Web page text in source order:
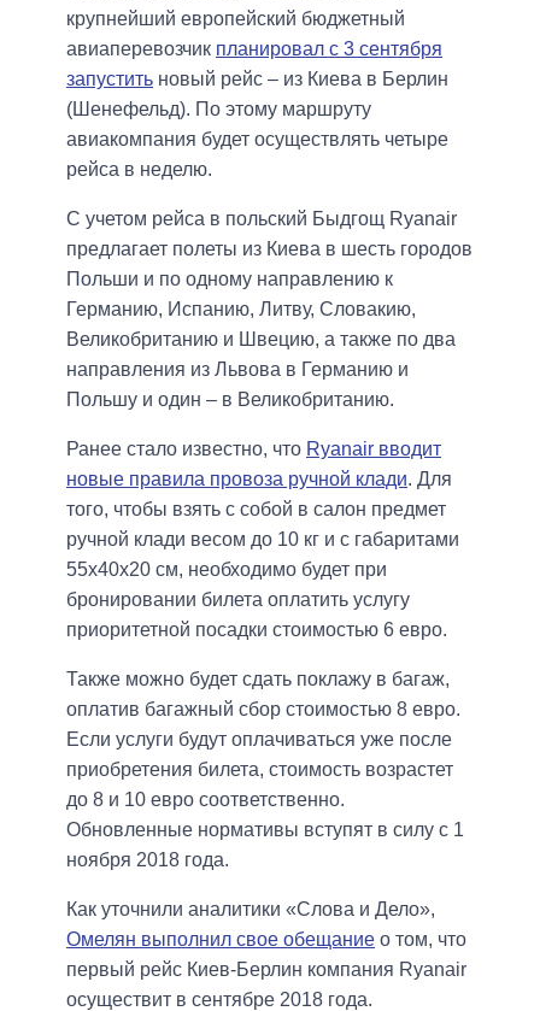
крупнейший европейский бюджетный
авиаперевозчик планировал с 3 сентября
запустить новый рейс – из Киева в Берлин
(Шенефельд). По этому маршруту
авиакомпания будет осуществлять четыре
рейса в неделю.
С учетом рейса в польский Быдгощ Ryanair
предлагает полеты из Киева в шесть городов
Польши и по одному направлению к
Германию, Испанию, Литву, Словакию,
Великобританию и Швецию, а также по два
направления из Львова в Германию и
Польшу и один – в Великобританию.
Ранее стало известно, что Ryanair вводит
новые правила провоза ручной клади. Для
того, чтобы взять с собой в салон предмет
ручной клади весом до 10 кг и с габаритами
55х40х20 см, необходимо будет при
бронировании билета оплатить услугу
приоритетной посадки стоимостью 6 евро.
Также можно будет сдать поклажу в багаж,
оплатив багажный сбор стоимостью 8 евро.
Если услуги будут оплачиваться уже после
приобретения билета, стоимость возрастет
до 8 и 10 евро соответственно.
Обновленные нормативы вступят в силу с 1
ноября 2018 года.
Как уточнили аналитики «Слова и Дело»,
Омелян выполнил свое обещание о том, что
первый рейс Киев-Берлин компания Ryanair
осуществит в сентябре 2018 года.